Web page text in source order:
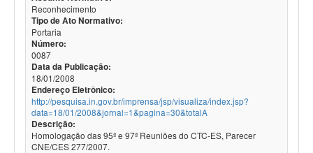
Reconhecimento
Tipo de Ato Normativo:
Portaria
Número:
0087
Data da Publicação:
18/01/2008
Endereço Eletrônico:
http://pesquisa.in.gov.br/imprensa/jsp/visualiza/index.jsp?
data=18/01/2008&jornal=1&pagina=30&totalA
Descrição:
Homologação das 95ª e 97ª Reuniões do CTC-ES, Parecer
CNE/CES 277/2007.